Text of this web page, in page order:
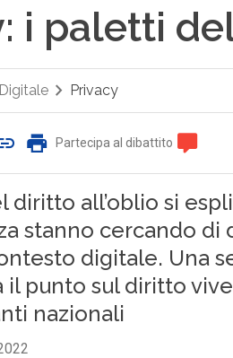
i paletti
Privacy
Partecipa al dibattito
diritto all’oblio si
stanno cercando di
digitale. Una
il punto sul diritto
nazionali